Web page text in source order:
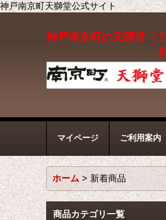
神戸南京町天獅堂公式サイト
神戸南京町の天獅堂（
マイページ ご利用案内
ホーム > 新着商品
商品カテゴリ一覧